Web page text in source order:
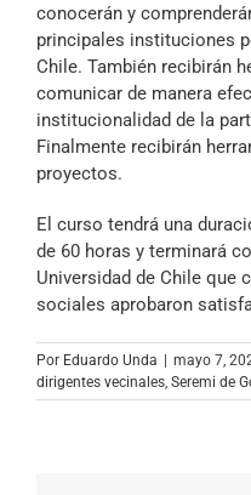
conocerán y
principales instituciones
Chile. También recibirán
comunicar de manera
institucionalidad de la
Finalmente recibirán
proyectos.
El curso tendrá una
de 60 horas y terminará
Universidad de Chile que
sociales aprobaron
Por Eduardo Unda mayo 7,
dirigentes vecinales, Seremi de